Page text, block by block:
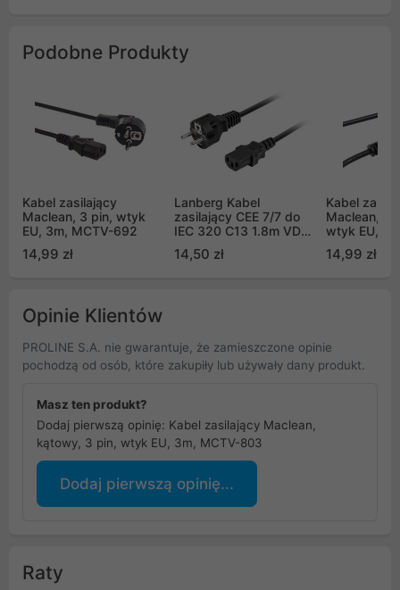
Podobne Produkty
Kabel zasilający
Maclean, 3 pin, wtyk
EU, 3m, MCTV-692
14,99 zł
Lanberg Kabel
zasilający CEE 7/7 do
IEC 320 C13 1.8m VDE
prosty czarny (CA-
C13C-15CC-0018-BK)
14,50 zł
Kabel
Maclean,
wtyk EU,
802
14,99 zł
Opinie Klientów
PROLINE S.A. nie gwarantuje, że zamieszczone opinie
pochodzą od osób, które zakupiły lub używały dany produkt.
Masz ten produkt?
Dodaj pierwszą opinię: Kabel zasilający Maclean,
kątowy, 3 pin, wtyk EU, 3m, MCTV-803
Dodaj pierwszą opinię...
Raty